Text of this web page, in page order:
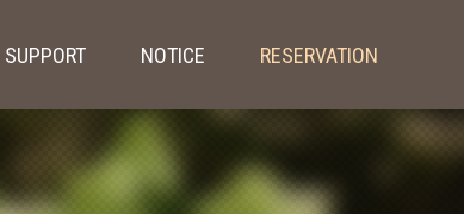
SUPPORT NOTICE RESERVATION